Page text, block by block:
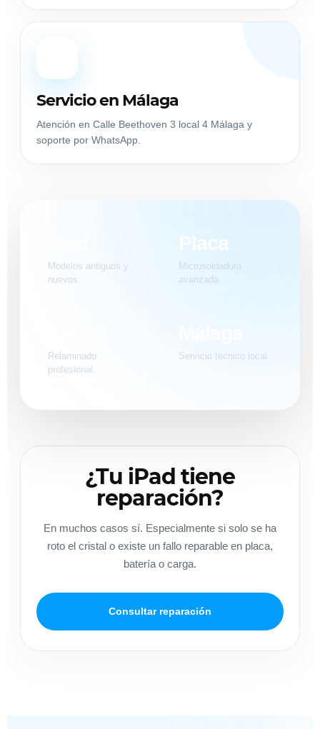
Servicio en Málaga
Atención en Calle Beethoven 3 local 4 Málaga y
soporte por WhatsApp.
Modelos antiguos y
nuevos.
Placa
Microsoldadura
avanzada.
Relaminado
profesional.
Servicio técnico local.
¿Tu iPad tiene
reparación?
En muchos casos sí. Especialmente si solo se ha
roto el cristal o existe un fallo reparable en placa,
batería o carga.
Consultar reparación